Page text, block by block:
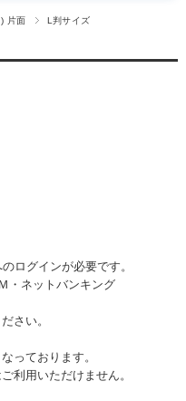
片面 L判サイズ
ログインが必要です。
・ネットバンキング
さい。
っております。
利用いただけません。